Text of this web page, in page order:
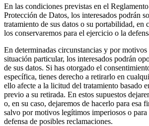
En las condiciones previstas en el
Protección de Datos, los interesados podrán
tratamiento de sus datos o su portabilidad, en
los conservaremos para el ejercicio o la
En determinadas circunstancias y por motivos
situación particular, los interesados podrán
de sus datos. Si has otorgado el
específica, tienes derecho a retirarlo en
ello afecte a la licitud del tratamiento basado
previo a su retirada. En estos supuestos
o, en su caso, dejaremos de hacerlo para esa
salvo por motivos legítimos imperiosos o
defensa de posibles reclamaciones.